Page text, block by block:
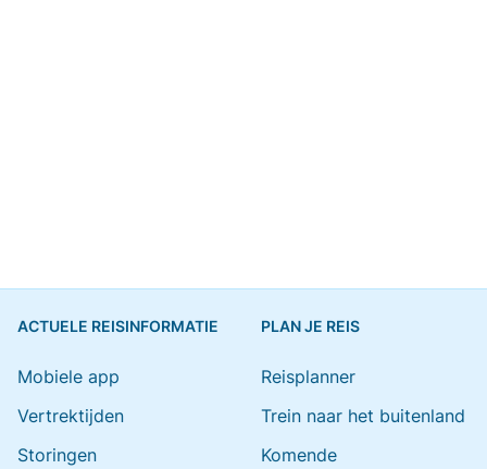
ACTUELE REISINFORMATIE
Mobiele app
Vertrektijden
Storingen
PLAN JE REIS
Reisplanner
Trein naar het buitenland
Komende